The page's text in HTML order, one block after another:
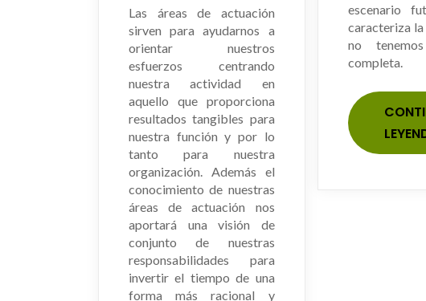
Las áreas de actuación
sirven para ayudarnos a
orientar nuestros
esfuerzos centrando
nuestra actividad en
aquello que proporciona
resultados tangibles para
nuestra función y por lo
tanto para nuestra
organización. Además el
conocimiento de nuestras
áreas de actuación nos
aportará una visión de
conjunto de nuestras
responsabilidades para
invertir el tiempo de una
forma más racional y
escenario
caracteriza
no
completa.